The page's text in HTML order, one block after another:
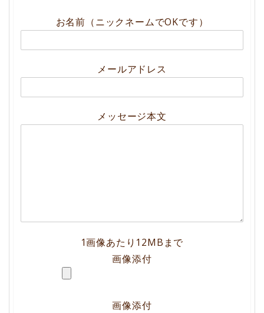
お名前（ニックネームでOKです）
メールアドレス
メッセージ本文
1画像あたり12MBまで
画像添付
画像添付